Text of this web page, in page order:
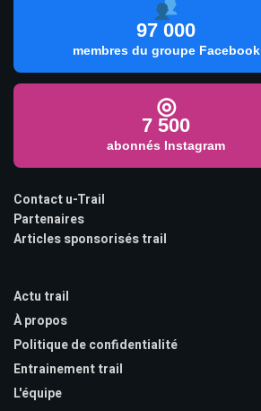
97 000
membres du groupe Facebook
◎
7 500
abonnés Instagram
Contact u-Trail
Partenaires
Articles sponsorisés trail
Actu trail
À propos
Politique de confidentialité
Entrainement trail
L'équipe